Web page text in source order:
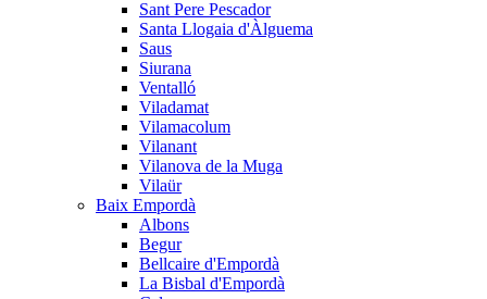
Sant Pere Pescador
Santa Llogaia d'Àlguema
Saus
Siurana
Ventalló
Viladamat
Vilamacolum
Vilanant
Vilanova de la Muga
Vilaür
Baix Empordà
Albons
Begur
Bellcaire d'Empordà
La Bisbal d'Empordà